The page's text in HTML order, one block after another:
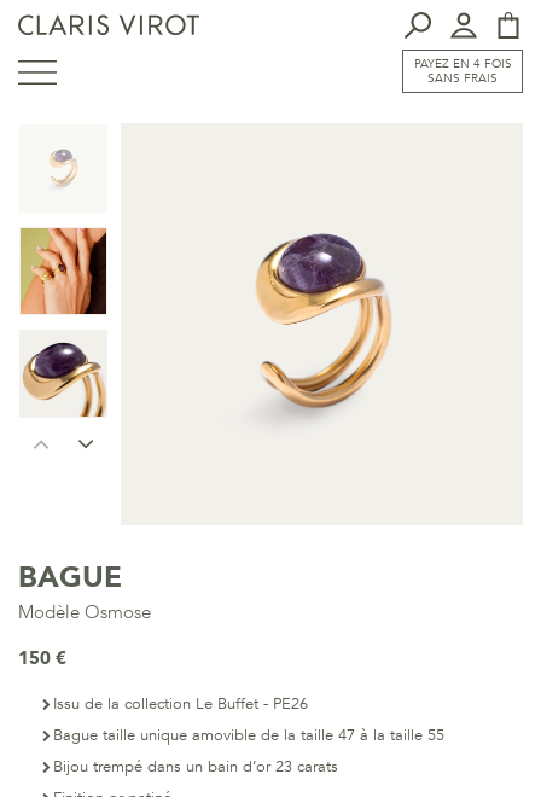
PAYEZ EN 4 FOIS
SANS FRAIS
BAGUE
Modèle Osmose
150 €
Issu de la collection Le Buffet - PE26
Bague taille unique amovible de la taille 47 à la taille 55
Bijou trempé dans un bain d’or 23 carats